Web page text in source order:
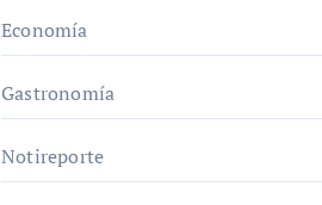
Economía
Gastronomía
Notireporte